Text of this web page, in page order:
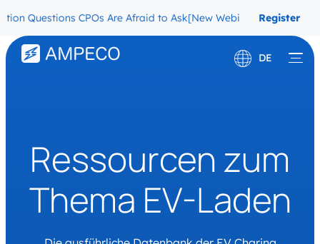
Questions CPOs Are Afraid to Ask[New Webinar] TheRegister
Now
DE
Ressourcen zum
Thema EV-Laden